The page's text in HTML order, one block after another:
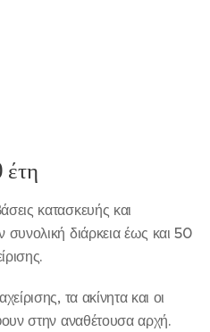
έτη
κατασκευής και
συνολική διάρκεια έως και 50
τα ακίνητα και οι
στην αναθέτουσα αρχή.